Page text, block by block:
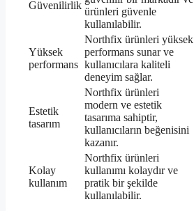
Güvenilirlik
ürünleri güvenle
kullanılabilir.
Yüksek
performans
Northfix ürünleri yüksek
performans sunar ve
kullanıcılara kaliteli
deneyim sağlar.
Estetik
tasarım
Northfix ürünleri
modern ve estetik
tasarıma sahiptir,
kullanıcıların beğenisini
kazanır.
Kolay
kullanım
Northfix ürünleri
kullanımı kolaydır ve
pratik bir şekilde
kullanılabilir.